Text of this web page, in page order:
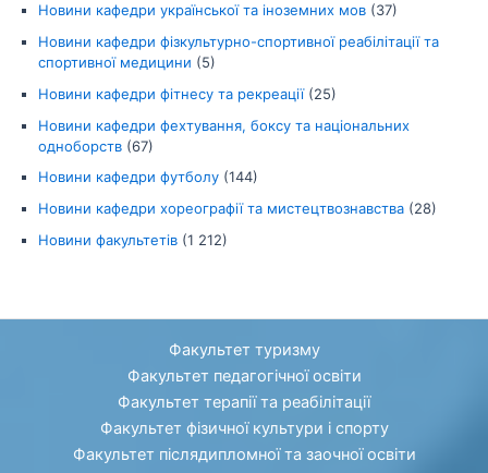
Новини кафедри української та іноземних мов (37)
Новини кафедри фізкультурно-спортивної реабілітації та
спортивної медицини (5)
Новини кафедри фітнесу та рекреації(25)
Новини кафедри фехтування, боксу та національних
одноборств (67)
Новини кафедри футболу (144)
Новини кафедри хореографії та мистецтвознавства (28)
Новини факультетів (1 212)
Факультет туризму
Факультет педагогічної освіти
Факультет терапії та реабілітації
Факультет фізичної культури і спорту
Факультет післядипломної та заочної освіти